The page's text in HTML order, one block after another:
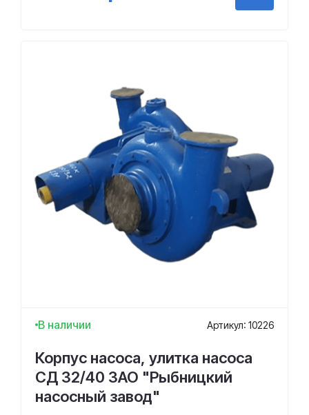
В наличии Артикул: 10226
Корпус насоса, улитка насоса
СД 32/40 ЗАО "Рыбницкий
насосный завод"